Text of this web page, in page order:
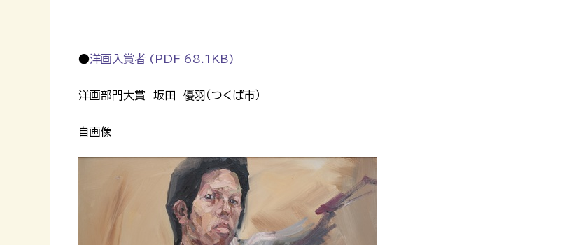
●洋画入賞者 (PDF 68.1KB)
洋画部門大賞 坂田 優羽（つくば市）
自画像